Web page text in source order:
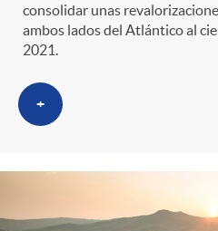
consolidar unas
ambos lados del Atlántico al
2021.
+